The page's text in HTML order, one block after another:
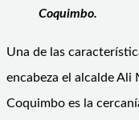
Coquimbo.
Una de las
encabeza el alcalde Ali
Coquimbo es la